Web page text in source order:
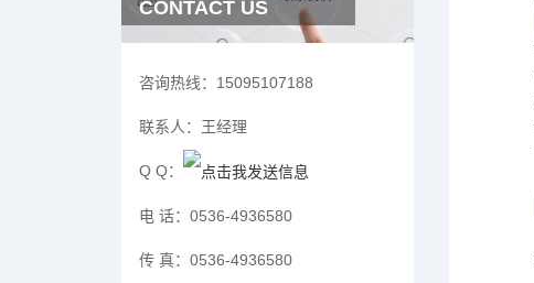
CONTACT US
咨询热线： 15095107188
联系人： 王经理
Q Q：
电 话： 0536-4936580
传 真： 0536-4936580